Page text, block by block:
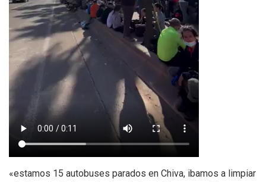
«estamos 15 autobuses parados en Chiva, ibamos a limpiar